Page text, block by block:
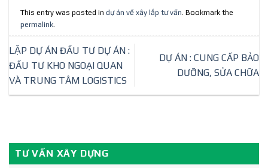
This entry was posted indự án về xây lắp tư vấn . Bookmark the
permalink
LẬP DỰ ÁN ĐẦU TƯ DỰ ÁN :
ĐẦU TƯ KHO NGOẠI QUAN
VÀ TRUNG TÂM LOGISTICS
DỰ ÁN : CUNG CẤP BẢO
DƯỠNG, SỬA CHỮA
TƯ VẤN XÂY DỰNG